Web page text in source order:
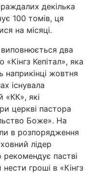
декілька
100 томів, ця
на місяці.
два
Кепітал», яка
наприкінці жовтня
існувала
«КК», які
церкві пастора
Боже». На
в розпорядження
лідер
пастві
гроші в «Кінгз